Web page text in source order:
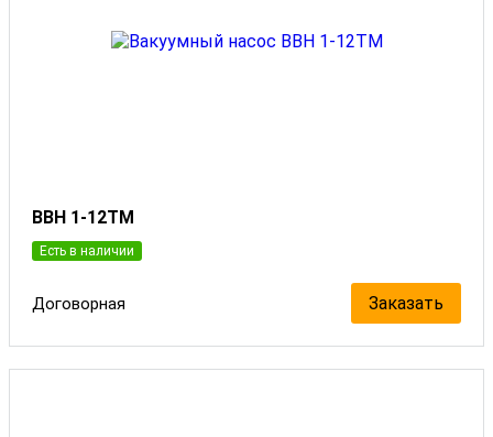
ВВН 1-12ТМ
Есть в наличии
Договорная Заказать